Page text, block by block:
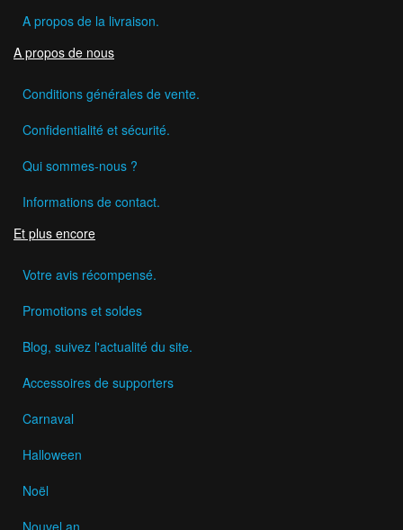
A propos de la livraison.
A propos de nous
Conditions générales de vente.
Confidentialité et sécurité.
Qui sommes-nous ?
Informations de contact.
Et plus encore
Votre avis récompensé.
Promotions et soldes
Blog, suivez l'actualité du site.
Accessoires de supporters
Carnaval
Halloween
Noël
Nouvel an